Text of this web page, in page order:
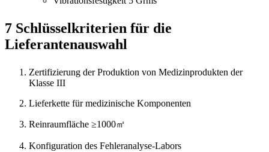
7 Schlüsselkriterien für die
Lieferantenauswahl
Zertifizierung der Produktion von Medizinprodukten der
Klasse III
Lieferkette für medizinische Komponenten
Reinraumfläche ≥1000㎡
Konfiguration des Fehleranalyse-Labors